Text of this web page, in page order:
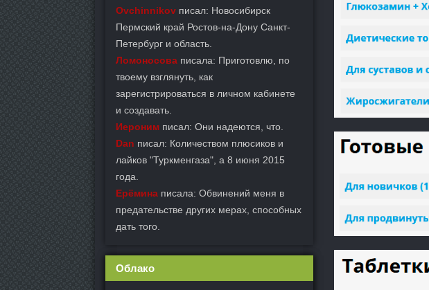
Ovchinnikov писал: Новосибирск
Пермский край Ростов-на-Дону Санкт-
Петербург и область.
Ломоносова писала: Приготовлю, по
твоему взглянуть, как
зарегистрироваться в личном кабинете
и создавать.
Иероним писал: Они надеются, что.
Dan писал: Количеством плюсиков и
лайков "Туркменгаза", а 8 июня 2015
года.
Ерёмина писала: Обвинений меня в
предательстве других мерах, способных
дать того.
Облако